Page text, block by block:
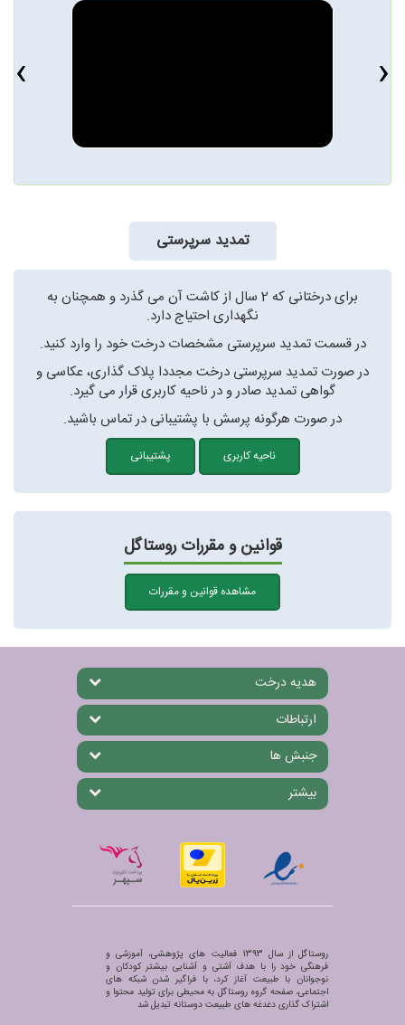
‹
›
تمدید سرپرستی
برای درختانی که 2 سال از کاشت آن می گذرد و همچنان به
نگهداری احتیاج دارد.
در قسمت تمدید سرپرستی مشخصات درخت خود را وارد کنید.
در صورت تمدید سرپرستی درخت مجددا پلاک گذاری، عکاسی و
گواهی تمدید صادر و در ناحیه کاربری قرار می گیرد.
در صورت هرگونه پرسش با پشتیبانی در تماس باشید.
ناحیه کاربری پشتیبانی
قوانین و مقررات روستاگل
مشاهده قوانین و مقررات
هدیه درخت
ارتباطات
جنبش ها
بیشتر
روستاگل از سال 1393 فعالیت های پژوهشی، آموزشی و
فرهنگی خود را با هدف آشتی و آشنایی بیشتر کودکان و
نوجوانان با طبیعت آغاز کرد، با فراگیر شدن شبکه های
اجتماعی، صفحه گروه روستاگل به محیطی برای تولید محتوا و
اشتراک گذاری دغدغه های طبیعت دوستانه تبدیل شد